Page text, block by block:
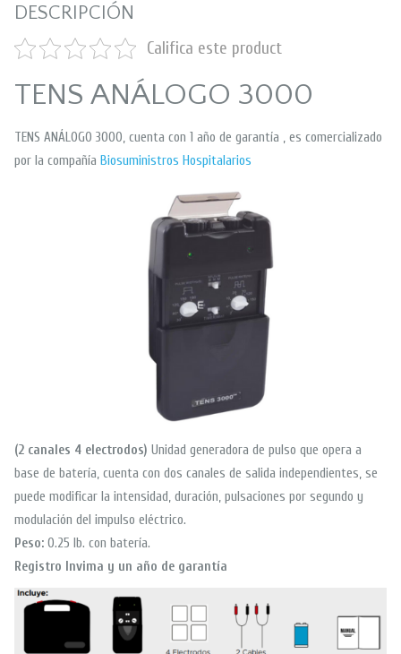
DESCRIPCIÓN
Califica este product
TENS ANÁLOGO 3000
TENS ANÁLOGO 3000, cuenta con 1 año de garantía , es comercializado
por la compañía Biosuministros Hospitalarios
(2 canales 4 electrodos) Unidad generadora de pulso que opera a
base de batería, cuenta con dos canales de salida independientes, se
puede modificar la intensidad, duración, pulsaciones por segundo y
modulación del impulso eléctrico.
Peso: 0.25 lb. con batería.
Registro Invima y un año de garantía